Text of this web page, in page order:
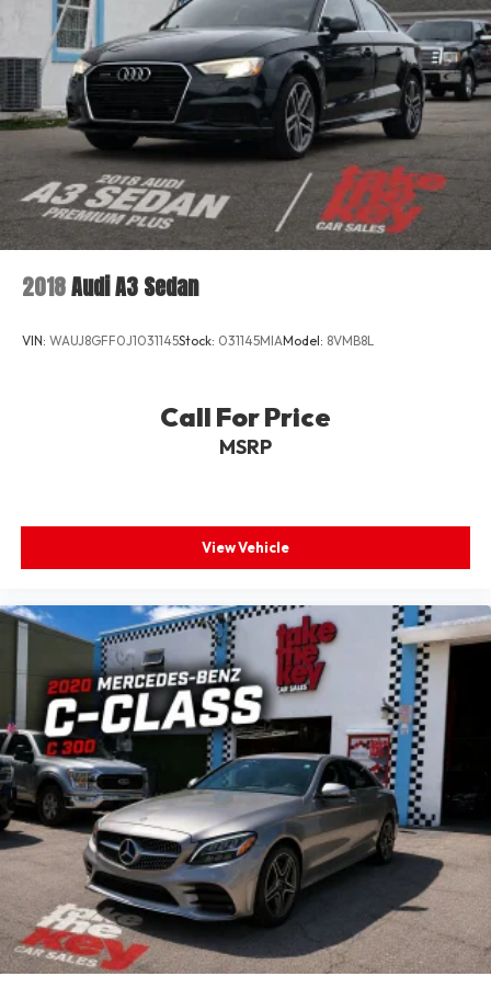
2018Audi A3 Sedan
VIN: WAUJ8GFF0J1031145Stock: 031145MIAModel: 8VMB8L
Call For Price
MSRP
View Vehicle